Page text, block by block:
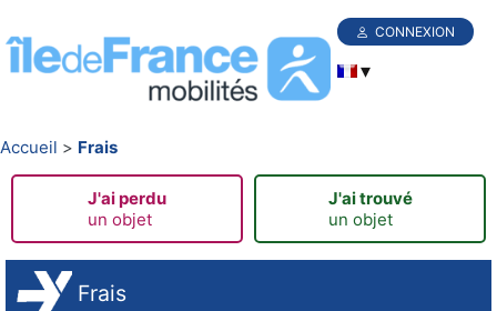
CONNEXION
Accueil Frais
J'ai perdu
un objet
J'ai trouvé
un objet
Frais